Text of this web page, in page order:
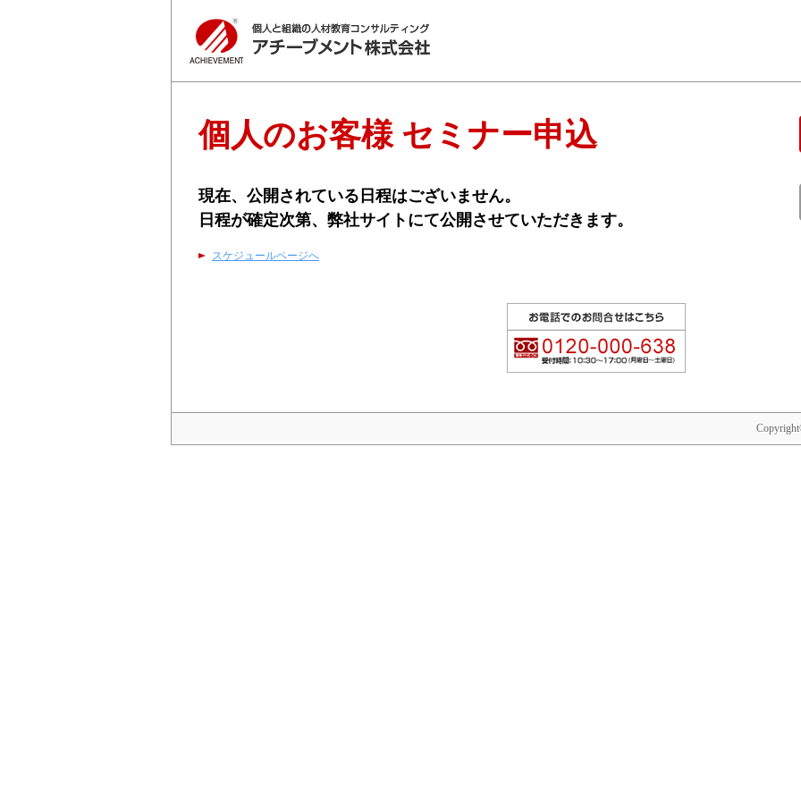
個人のお客様 セミナー申込
現在、公開されている日程はございません。
日程が確定次第、弊社サイトにて公開させていただきます。
スケジュールページへ